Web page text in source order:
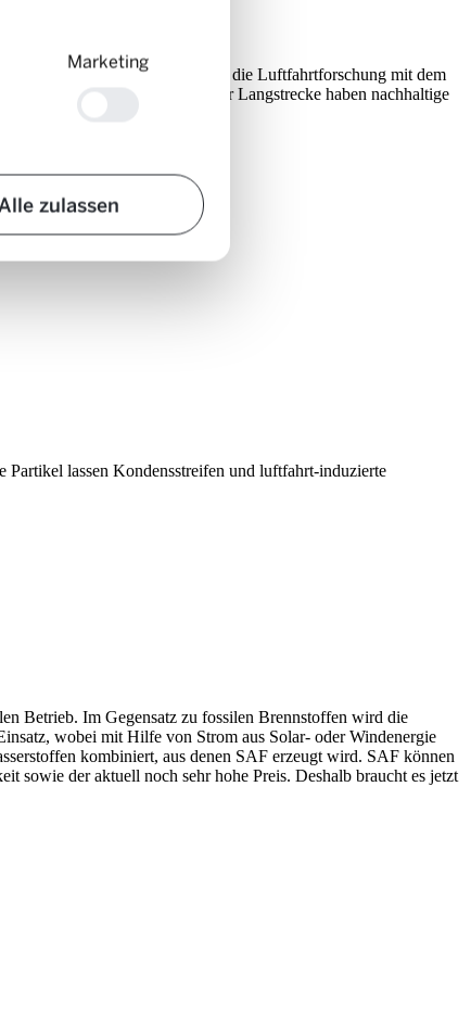
Marketing
zulassen
Konkret bedeutet das, die Luftfahrtforschung mit dem
und mittelfristig sowie auf der Langstrecke haben nachhaltige
lassen Kondensstreifen und luftfahrt-induzierte
Betrieb. Im Gegensatz zu fossilen Brennstoffen wird die
wobei mit Hilfe von Strom aus Solar- oder Windenergie
kombiniert, aus denen SAF erzeugt wird. SAF können
sowie der aktuell noch sehr hohe Preis. Deshalb braucht es jetzt